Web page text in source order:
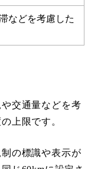
などを考慮した
交通量などを考
上限です。
の標識や表示が